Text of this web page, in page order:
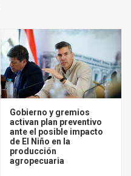
Gobierno y gremios
activan plan preventivo
ante el posible impacto
de El Niño en la
producción
agropecuaria